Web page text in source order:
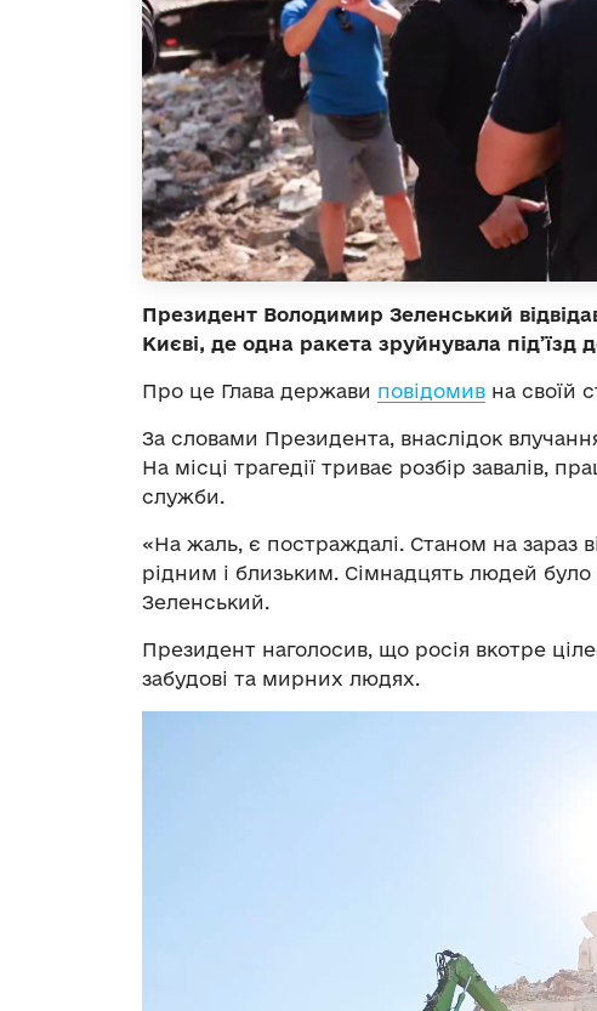
Президент Володимир Зеленський
Києві, де одна ракета зруйнувала під’їзд
Про це Глава держави повідомив на своїй
За словами Президента, внаслідок
На місці трагедії триває розбір завалів,
служби.
«На жаль, є постраждалі. Станом на зараз
рідним і близьким. Сімнадцять людей
Зеленський.
Президент наголосив, що росія вкотре
забудові та мирних людях.